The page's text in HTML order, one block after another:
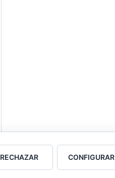
RECHAZAR CONFIGURAR